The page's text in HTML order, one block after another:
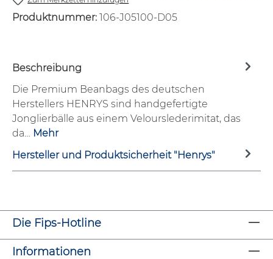
Produktnummer: 106-J05100-D05
Beschreibung
Die Premium Beanbags des deutschen
Herstellers HENRYS sind handgefertigte
Jonglierbälle aus einem Velourslederimitat, das
da… Mehr
Hersteller und Produktsicherheit "Henrys"
Die Fips-Hotline
Informationen